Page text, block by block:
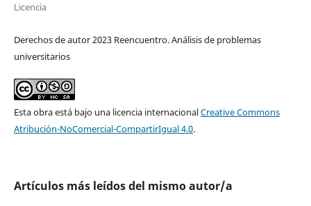
Licencia
Derechos de autor 2023 Reencuentro. Análisis de problemas
universitarios
Esta obra está bajo una licencia internacionalCreative Commons
Atribución-NoComercial-CompartirIgual 4.0.
Artículos más leídos del mismo autor/a